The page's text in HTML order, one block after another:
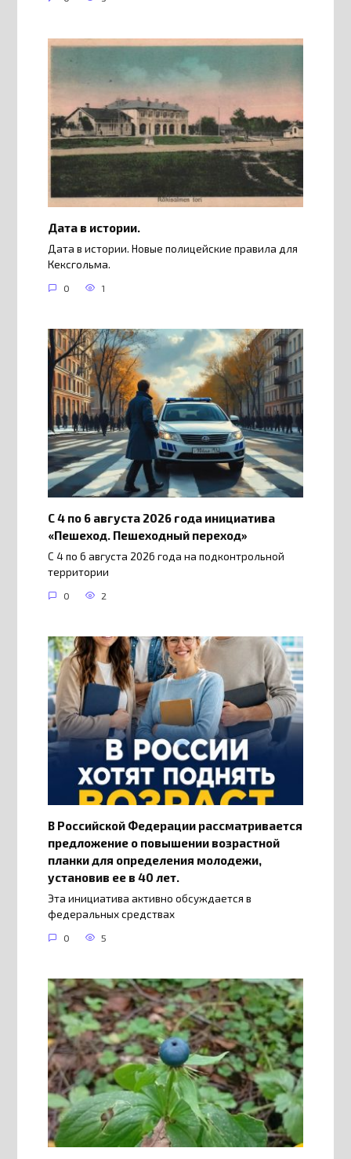
Дата в истории.
Дата в истории. Новые полицейские правила для
Кексгольма.
0 1
С 4 по 6 августа 2026 года инициатива
«Пешеход. Пешеходный переход»
С 4 по 6 августа 2026 года на подконтрольной
территории
0 2
В Российской Федерации рассматривается
предложение о повышении возрастной
планки для определения молодежи,
установив ее в 40 лет.
Эта инициатива активно обсуждается в
федеральных средствах
0 5